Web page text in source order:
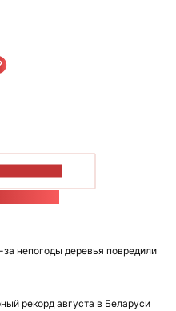
непогоды деревья повредили
рекорд августа в Беларуси